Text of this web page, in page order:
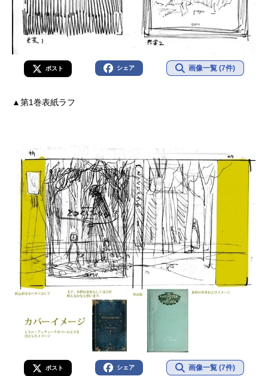
ポスト シェア 画像一覧 (7件)
▲第1巻表紙ラフ
ポスト シェア 画像一覧 (7件)